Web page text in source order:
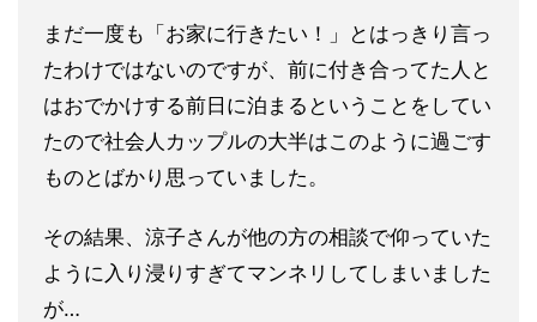
まだ一度も「お家に行きたい！」とはっきり言っ
たわけではないのですが、前に付き合ってた人と
はおでかけする前日に泊まるという ことをしてい
たので社会人カップルの大半はこのように過ごす
ものとばかり思っていました。
その結果、涼子さんが他の方の相談で仰っていた
ように入り浸りすぎてマンネリしてしまいました
が…